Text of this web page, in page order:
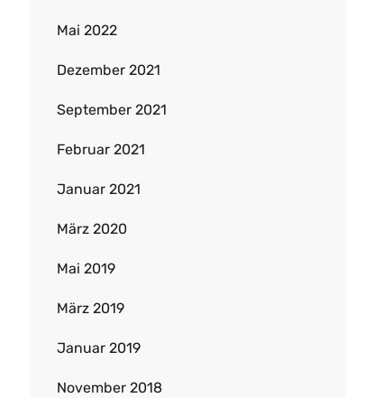
Mai 2022
Dezember 2021
September 2021
Februar 2021
Januar 2021
März 2020
Mai 2019
März 2019
Januar 2019
November 2018